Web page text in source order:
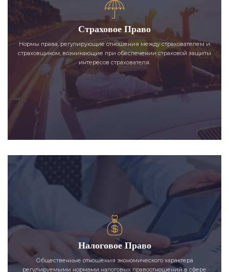
Страховое Право
Нормы права, регулирующие отношения между страхователем и
страховщиком, возникающие при обеспечении страховой защиты
интересов страхователя.
Налоговое Право
Общественные отношения экономического характера
регулируемыми нормами налоговых правоотношений в сфере